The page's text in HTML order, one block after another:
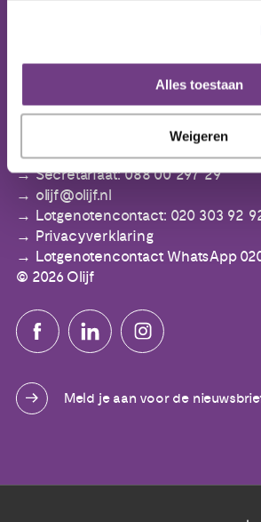
Alles toestaan
Weigeren
IBAN: NL64 ABNA 0553 3394 00
Secretariaat: 088 00 297 29
olijf@olijf.nl
Lotgenotencontact: 020 303 92
Privacyverklaring
Lotgenotencontact WhatsApp
© 2026 Olijf
Meld je aan voor de